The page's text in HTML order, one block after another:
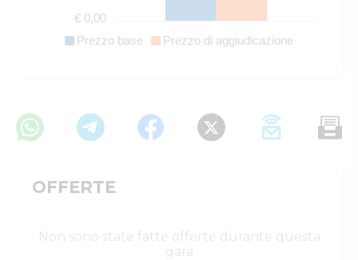
Prezzo base Prezzo di aggiudicazione
€ 0,00
OFFERTE
Non sono state fatte offerte durante questa
gara